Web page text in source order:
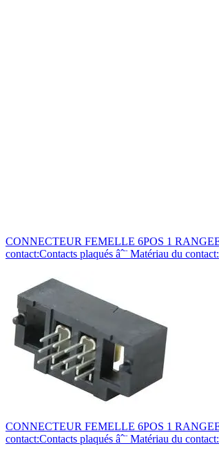
CONNECTEUR FEMELLE 6POS 1 RANGEE
contact:Contacts plaqués âˆ¨ Matériau du
CONNECTEUR FEMELLE 6POS 1 RANGEE
contact:Contacts plaqués âˆ¨ Matériau du